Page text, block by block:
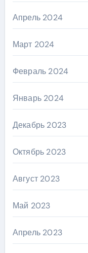
Апрель 2024
Март 2024
Февраль 2024
Январь 2024
Декабрь 2023
Октябрь 2023
Август 2023
Май 2023
Апрель 2023